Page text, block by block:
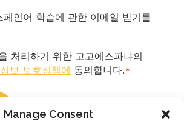
Manage Consent
페인어 학습에 관한 이메일 받기를
처리하기 위한 고고에스파냐의
보 보호정책에 동의합니다. *